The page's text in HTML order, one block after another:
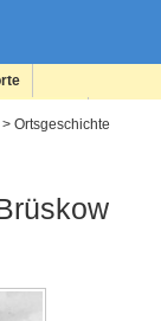
Ortsgeschichte